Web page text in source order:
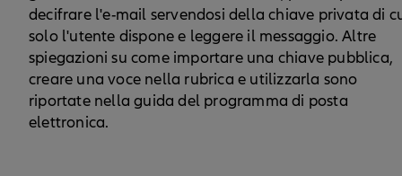
decifrare l'e-mail servendosi della chiave privata di
solo l'utente dispone e leggere il messaggio. Altre
spiegazioni su come importare una chiave pubblica,
creare una voce nella rubrica e utilizzarla sono
riportate nella guida del programma di posta
elettronica.